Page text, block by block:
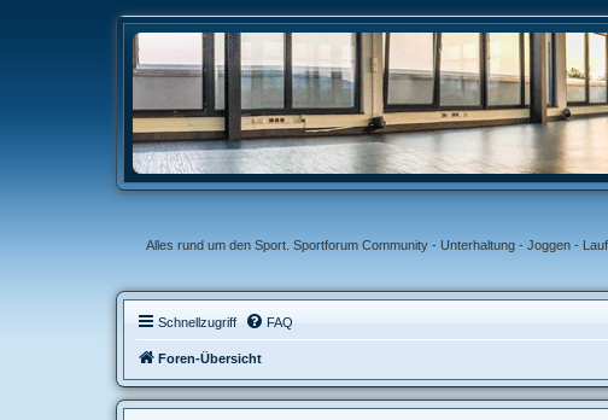
Alles rund um den Sport. Sportforum Community - Unterhaltung - Joggen -
Schnellzugriff FAQ
Foren-Übersicht